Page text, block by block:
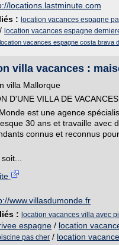
locations.lastminute.com
: location vacances espagne
/ location vacances espagne
location vacances espagne costa brava
villa vacances :
villa Mallorque
D'UNE VILLA DE
est une agence
30 ans et travaille avec
connus et reconnus
www.villasdumonde.fr
: location vacances villa avec
espagne / location
pas cher / location